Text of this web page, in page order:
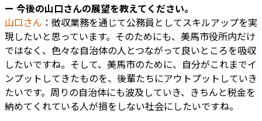
ー 今後の山口さんの展望を教えてください。
山口さん ：徴収業務を通じて公務員としてスキルアップを実
現したいと思っています。そのためにも、美馬市役所内だけ
ではなく、色々な自治体の人とつながって良いところを吸収
したいですね。そして、美馬市のために、自分がこれまでイ
ンプットしてきたものを、後輩たちにアウトプットしていき
たいです。周りの自治体にも波及していき、きちんと税金を
納めてくれている人が損をしない社会にしたいですね。